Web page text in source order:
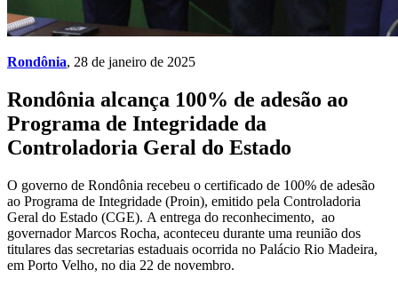
Rondônia, 28 de janeiro de 2025
Rondônia alcança 100% de adesão ao
Programa de Integridade da
Controladoria Geral do Estado
O governo de Rondônia recebeu o certificado de 100% de adesão
ao Programa de Integridade (Proin), emitido pela Controladoria
Geral do Estado (CGE). A entrega do reconhecimento, ao
governador Marcos Rocha, aconteceu durante uma reunião dos
titulares das secretarias estaduais ocorrida no Palácio Rio Madeira,
em Porto Velho, no dia 22 de novembro.